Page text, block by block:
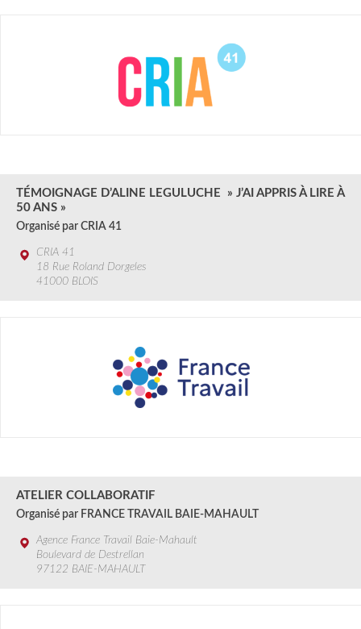
TÉMOIGNAGE D’ALINE LEGULUCHE » J’AI APPRIS À LIRE À
50 ANS »
Organisé par CRIA 41
CRIA 41
18 Rue Roland Dorgeles
41000 BLOIS
ATELIER COLLABORATIF
Organisé par FRANCE TRAVAIL BAIE-MAHAULT
Agence France Travail Baie-Mahault
Boulevard de Destrellan
97122 BAIE-MAHAULT